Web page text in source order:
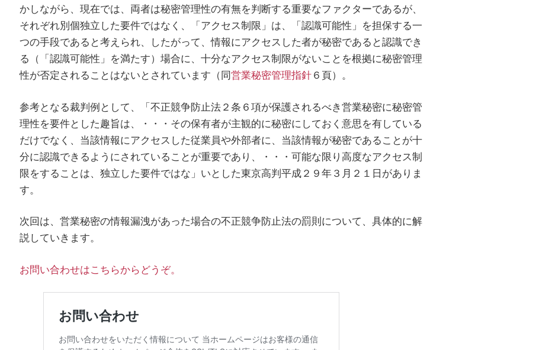
かしながら、現在では、両者は秘密管理性の有無を判断する重要なファクターであるが、
それぞれ別個独立した要件ではなく、「アクセス制限」は、「認識可能性」を担保する一
つの手段であると考えられ、したがって、情報にアクセスした者が秘密であると認識でき
る（「認識可能性」を満たす）場合に、十分なアクセス制限がないことを根拠に秘密管理
性が否定されることはないとされています（同営業秘密管理指針６頁）。
参考となる裁判例として、「不正競争防止法２条６項が保護されるべき営業秘密に秘密管
理性を要件とした趣旨は、・・・その保有者が主観的に秘密にしておく意思を有している
だけでなく、当該情報にアクセスした従業員や外部者に、当該情報が秘密であることが十
分に認識できるようにされていることが重要であり、・・・可能な限り高度なアクセス制
限をすることは、独立した要件ではな」いとした東京高判平成２９年３月２１日がありま
す。
次回は、営業秘密の情報漏洩があった場合の不正競争防止法の罰則について、具体的に解
説していきます。
お問い合わせはこちらからどうぞ。